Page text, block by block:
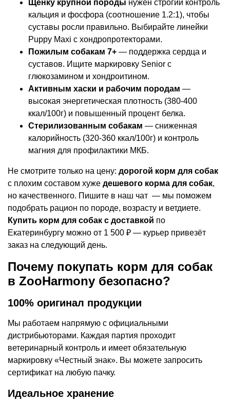
Щенку крупной породы нужен строгий контроль
кальция и фосфора (соотношение 1.2:1), чтобы
суставы росли правильно. Выбирайте линейки
Puppy Maxi с хондропротекторами.
Пожилым собакам 7+ — поддержка сердца и
суставов. Ищите маркировку Senior с
глюкозамином и хондроитином.
Активным хаски и рабочим породам —
высокая энергетическая плотность (380-400
ккал/100г) и повышенный процент белка.
Стерилизованным собакам — сниженная
калорийность (320-360 ккал/100г) и контроль
магния для профилактики МКБ.
Не смотрите только на цену: дорогой корм для собак
с плохим составом хуже дешевого корма для собак,
но качественного. Пишите в наш чат — мы поможем
подобрать рацион по породе, возрасту и ветдиете.
Купить корм для собак с доставкой по
Екатеринбургу можно от 1 500 ₽ — курьер привезёт
заказ на следующий день.
Почему покупать корм для собак
в ZooHarmony безопасно?
100% оригинал продукции
Мы работаем напрямую с официальными
дистрибьюторами. Каждая партия проходит
ветеринарный контроль и имеет обязательную
маркировку «Честный знак». Вы можете запросить
сертификат на любую пачку.
Идеальное хранение